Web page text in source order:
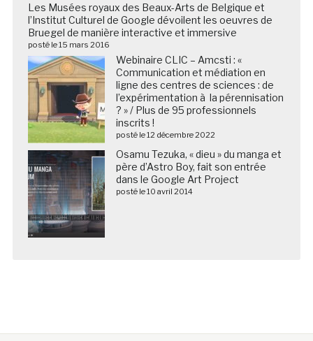
Les Musées royaux des Beaux-Arts de Belgique et
l’Institut Culturel de Google dévoilent les oeuvres de
Bruegel de manière interactive et immersive
posté le 15 mars 2016
Webinaire CLIC – Amcsti : «
Communication et médiation en
ligne des centres de sciences : de
l’expérimentation à la pérennisation
? » / Plus de 95 professionnels
inscrits !
posté le 12 décembre 2022
Osamu Tezuka, « dieu » du manga et
père d’Astro Boy, fait son entrée
dans le Google Art Project
posté le 10 avril 2014